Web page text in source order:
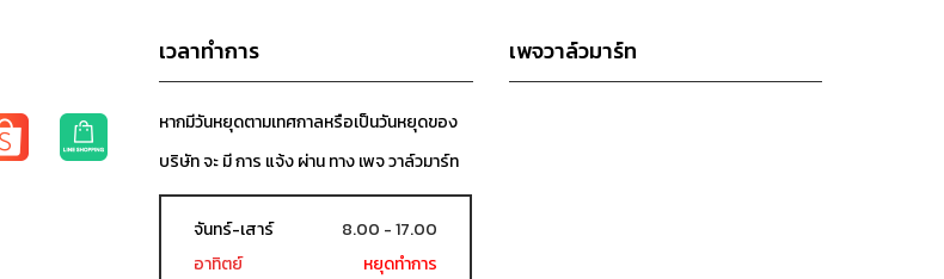
เวลาทำการ
หากมีวันหยุดตามเทศกาลหรือเป็นวันหยุดของ
บริษัท จะ มี การ แจ้ง ผ่าน ทาง เพจ วาล์วมาร์ท
จันทร์-เสาร์
8.00 - 17.00
อาทิตย์
หยุดทำการ
เพจวาล์วมาร์ท